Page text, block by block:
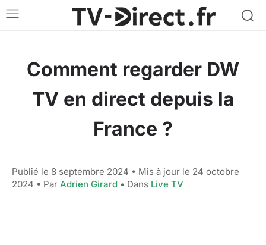
Comment regarder DW
TV en direct depuis la
France ?
Publié le 8 septembre 2024 • Mis à jour le 24 octobre
2024 • Par Adrien Girard • Dans Live TV